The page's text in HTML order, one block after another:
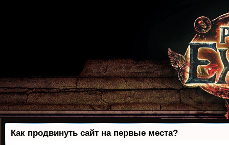
Как продвинуть сайт на первые места?